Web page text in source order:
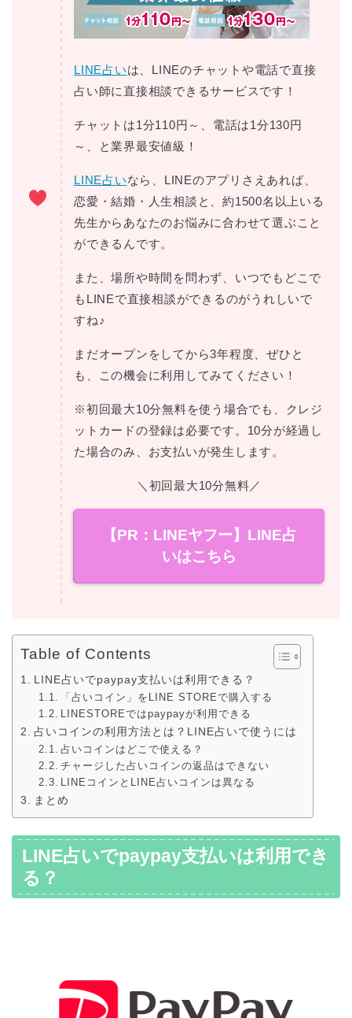
LINE占いは、LINEのチャットや電話で直接
占い師に直接相談できるサービスです！
チャットは1分110円～、電話は1分130円
～、と業界最安値級！
LINE占いなら、LINEのアプリさえあれば、
恋愛・結婚・人生相談と、約1500名以上いる
先生からあなたのお悩みに合わせて選ぶこと
ができるんです。
また、場所や時間を問わず、いつでもどこで
もLINEで直接相談ができるのがうれしいで
すね♪
まだオープンをしてから3年程度、ぜひと
も、この機会に利用してみてください！
※初回最大10分無料を使う場合でも、クレジ
ットカードの登録は必要です。10分が経過し
た場合のみ、お支払いが発生します。
＼初回最大10分無料／
【PR：LINEヤフー】LINE占
いはこちら
Table of Contents
LINE占いでpaypay支払いは利用できる？
「占いコイン」をLINE STOREで購入する
LINESTOREではpaypayが利用できる
占いコインの利用方法とは？LINE占いで使うには
占いコインはどこで使える？
チャージした占いコインの返品はできない
LINEコインとLINE占いコインは異なる
まとめ
LINE占いでpaypay支払いは利用でき
る？